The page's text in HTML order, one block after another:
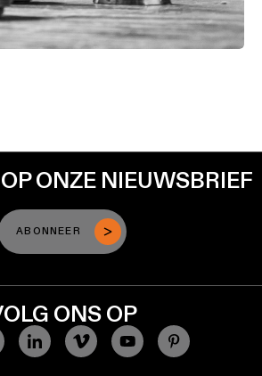
ONZE NIEUWSBRIEF
ABONNEER
ONS OP